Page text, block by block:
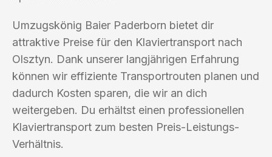
Umzugskönig Baier Paderborn bietet dir
attraktive Preise für den Klaviertransport nach
Olsztyn. Dank unserer langjährigen Erfahrung
können wir effiziente Transportrouten planen und
dadurch Kosten sparen, die wir an dich
weitergeben. Du erhältst einen professionellen
Klaviertransport zum besten Preis-Leistungs-
Verhältnis.